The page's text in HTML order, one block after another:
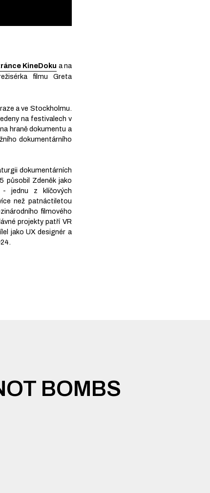
KineDoku a na
filmu Greta
a ve Stockholmu.
na festivalech v
hraně dokumentu a
dokumentárního
dokumentárních
působil Zdeněk jako
- jednu z klíčových
než patnáctiletou
filmového
projekty patří VR
jako UX designér a
BOMBS